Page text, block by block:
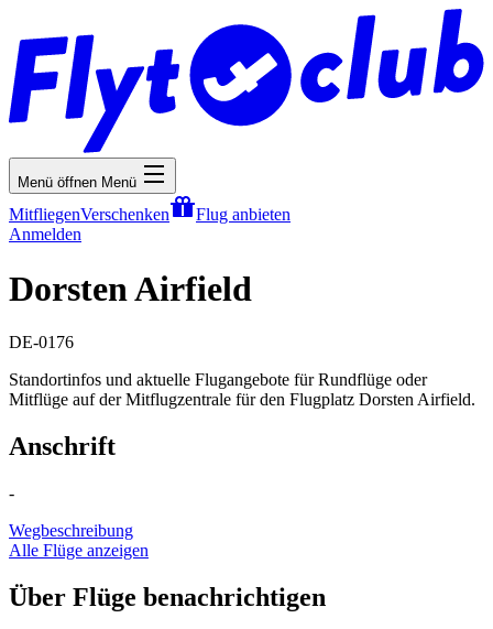
Menü öffnen Menü
MitfliegenVerschenken
Flug anbieten
Anmelden
Dorsten Airfield
DE-0176
Standortinfos und aktuelle Flugangebote für Rundflüge oder
Mitflüge auf der Mitflugzentrale für den Flugplatz Dorsten Airfield.
Anschrift
-
Wegbeschreibung
Alle Flüge anzeigen
Über Flüge benachrichtigen